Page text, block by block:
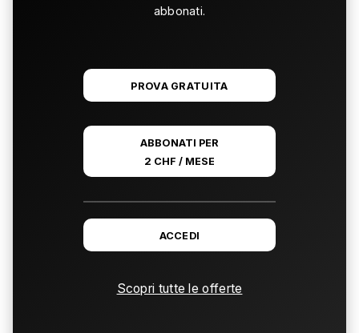
abbonati.
PROVA GRATUITA
ABBONATI PER
2 CHF / MESE
ACCEDI
Scopri tutte le offerte